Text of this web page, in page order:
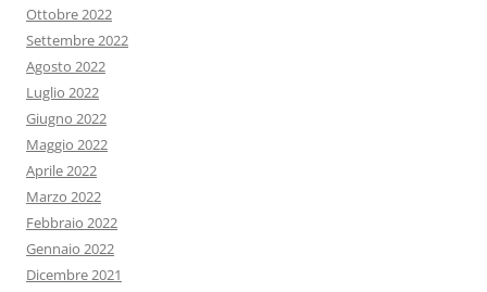
Ottobre 2022
Settembre 2022
Agosto 2022
Luglio 2022
Giugno 2022
Maggio 2022
Aprile 2022
Marzo 2022
Febbraio 2022
Gennaio 2022
Dicembre 2021